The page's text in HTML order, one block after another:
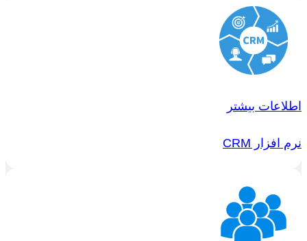
اطلاعات بیشتر
نرم افزار CRM